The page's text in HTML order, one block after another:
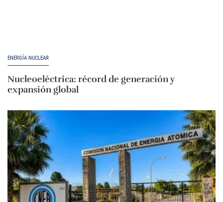
ENERGÍA NUCLEAR
Nucleoeléctrica: récord de generación y
expansión global